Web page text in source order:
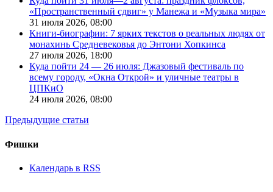
«Пространственный сдвиг» у Манежа и «Музыка мира»
31 июля 2026, 08:00
Книги-биографии: 7 ярких текстов о реальных людях от
монахинь Средневековья до Энтони Хопкинса
27 июля 2026, 18:00
Куда пойти 24 — 26 июля: Джазовый фестиваль по
всему городу, «Окна Открой» и уличные театры в
ЦПКиО
24 июля 2026, 08:00
Предыдущие статьи
Фишки
Календарь в RSS